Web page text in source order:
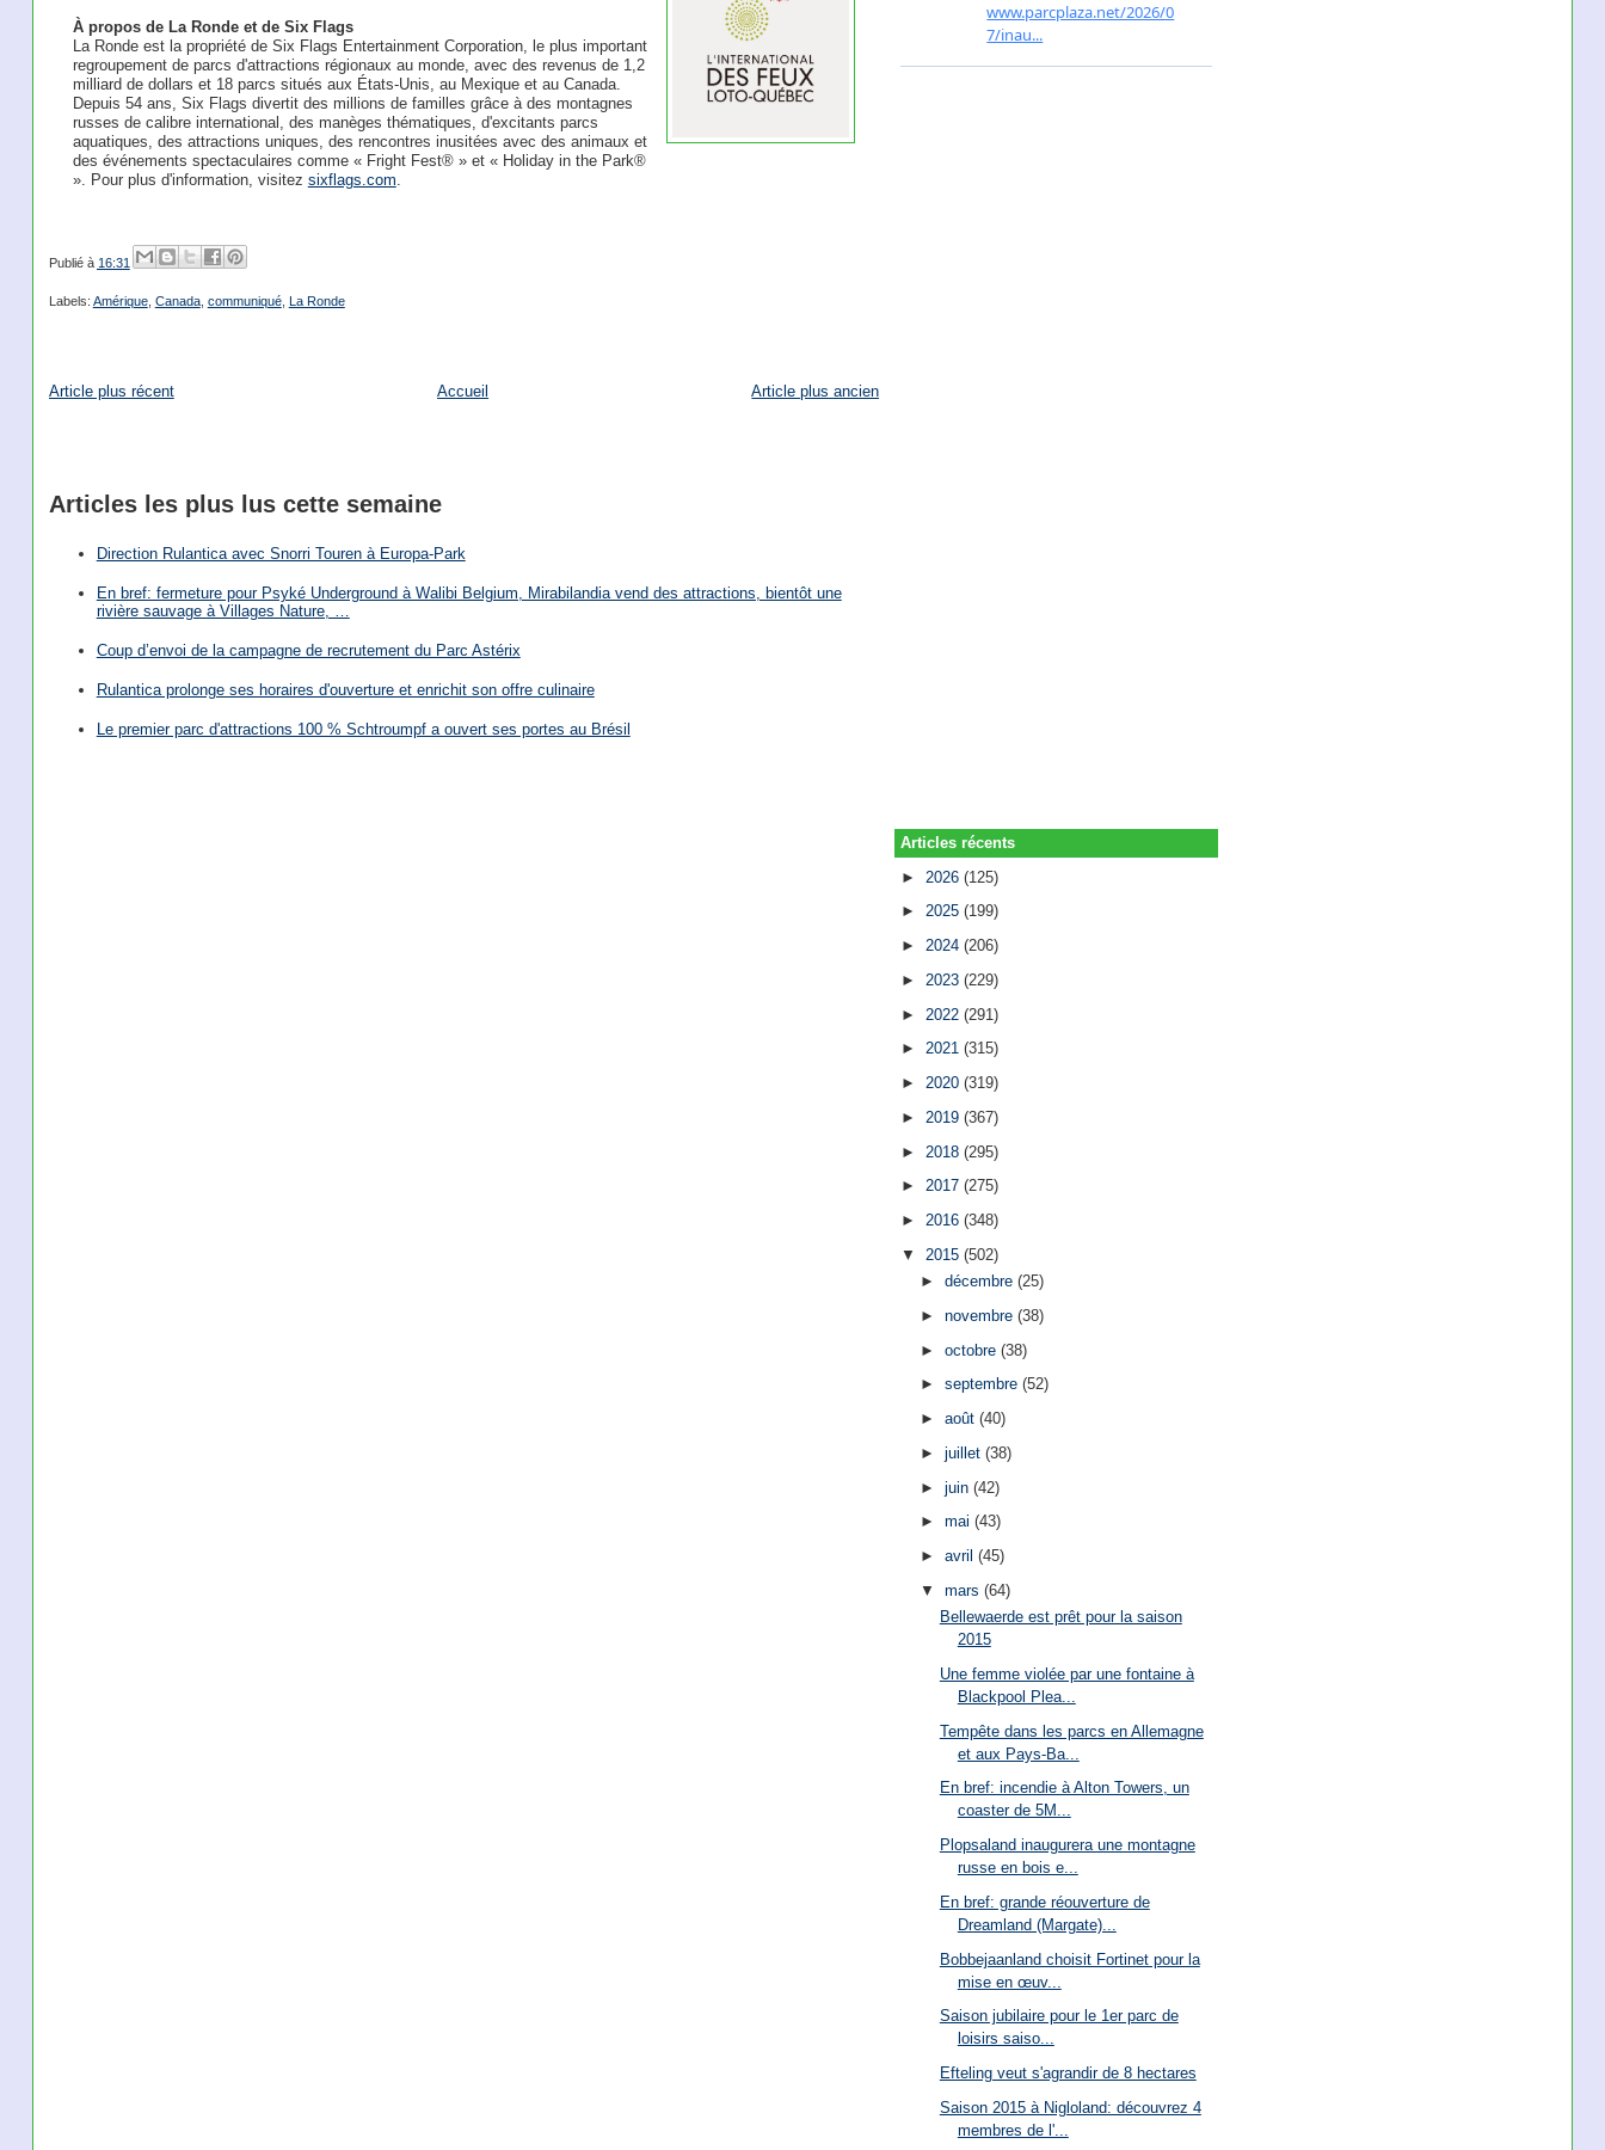
À propos de La Ronde et de Six Flags
La Ronde est la propriété de Six Flags Entertainment Corporation, le plus important
regroupement de parcs d'attractions régionaux au monde, avec des revenus de 1,2
milliard de dollars et 18 parcs situés aux États-Unis, au Mexique et au Canada.
Depuis 54 ans, Six Flags divertit des millions de familles grâce à des montagnes
russes de calibre international, des manèges thématiques, d'excitants parcs
aquatiques, des attractions uniques, des rencontres inusitées avec des animaux et
des événements spectaculaires comme « Fright Fest® » et « Holiday in the Park®
». Pour plus d'information, visitez sixflags.com.
Publié à 16:31
Labels: Amérique, Canada, communiqué, La Ronde
Article plus récent Article plus ancien
Accueil
Articles les plus lus cette semaine
Direction Rulantica avec Snorri Touren à Europa-Park
En bref: fermeture pour Psyké Underground à Walibi Belgium, Mirabilandia vend des attractions, bientôt une
rivière sauvage à Villages Nature, …
Coup d’envoi de la campagne de recrutement du Parc Astérix
Rulantica prolonge ses horaires d'ouverture et enrichit son offre culinaire
Le premier parc d'attractions 100 % Schtroumpf a ouvert ses portes au Brésil
Articles récents
► 2026(125)
►2025(199)
►2024(206)
► 2023(229)
► 2022(291)
►2021(315)
►2020(319)
► 2019(367)
► 2018(295)
►2017(275)
►2016(348)
▼ 2015(502)
► décembre (25)
► novembre (38)
► octobre (38)
► septembre (52)
► août (40)
► juillet (38)
► juin (42)
► mai (43)
► avril (45)
▼ mars (64)
Bellewaerde est prêt pour la saison
2015
Une femme violée par une fontaine à
Blackpool Plea...
Tempête dans les parcs en Allemagne
et aux Pays-Ba...
En bref: incendie à Alton Towers, un
coaster de 5M...
Plopsaland inaugurera une montagne
russe en bois e...
En bref: grande réouverture de
Dreamland (Margate)...
Bobbejaanland choisit Fortinet pour la
mise en œuv...
Saison jubilaire pour le 1er parc de
loisirs saiso...
Efteling veut s'agrandir de 8 hectares
Saison 2015 à Nigloland: découvrez 4
membres de l'...